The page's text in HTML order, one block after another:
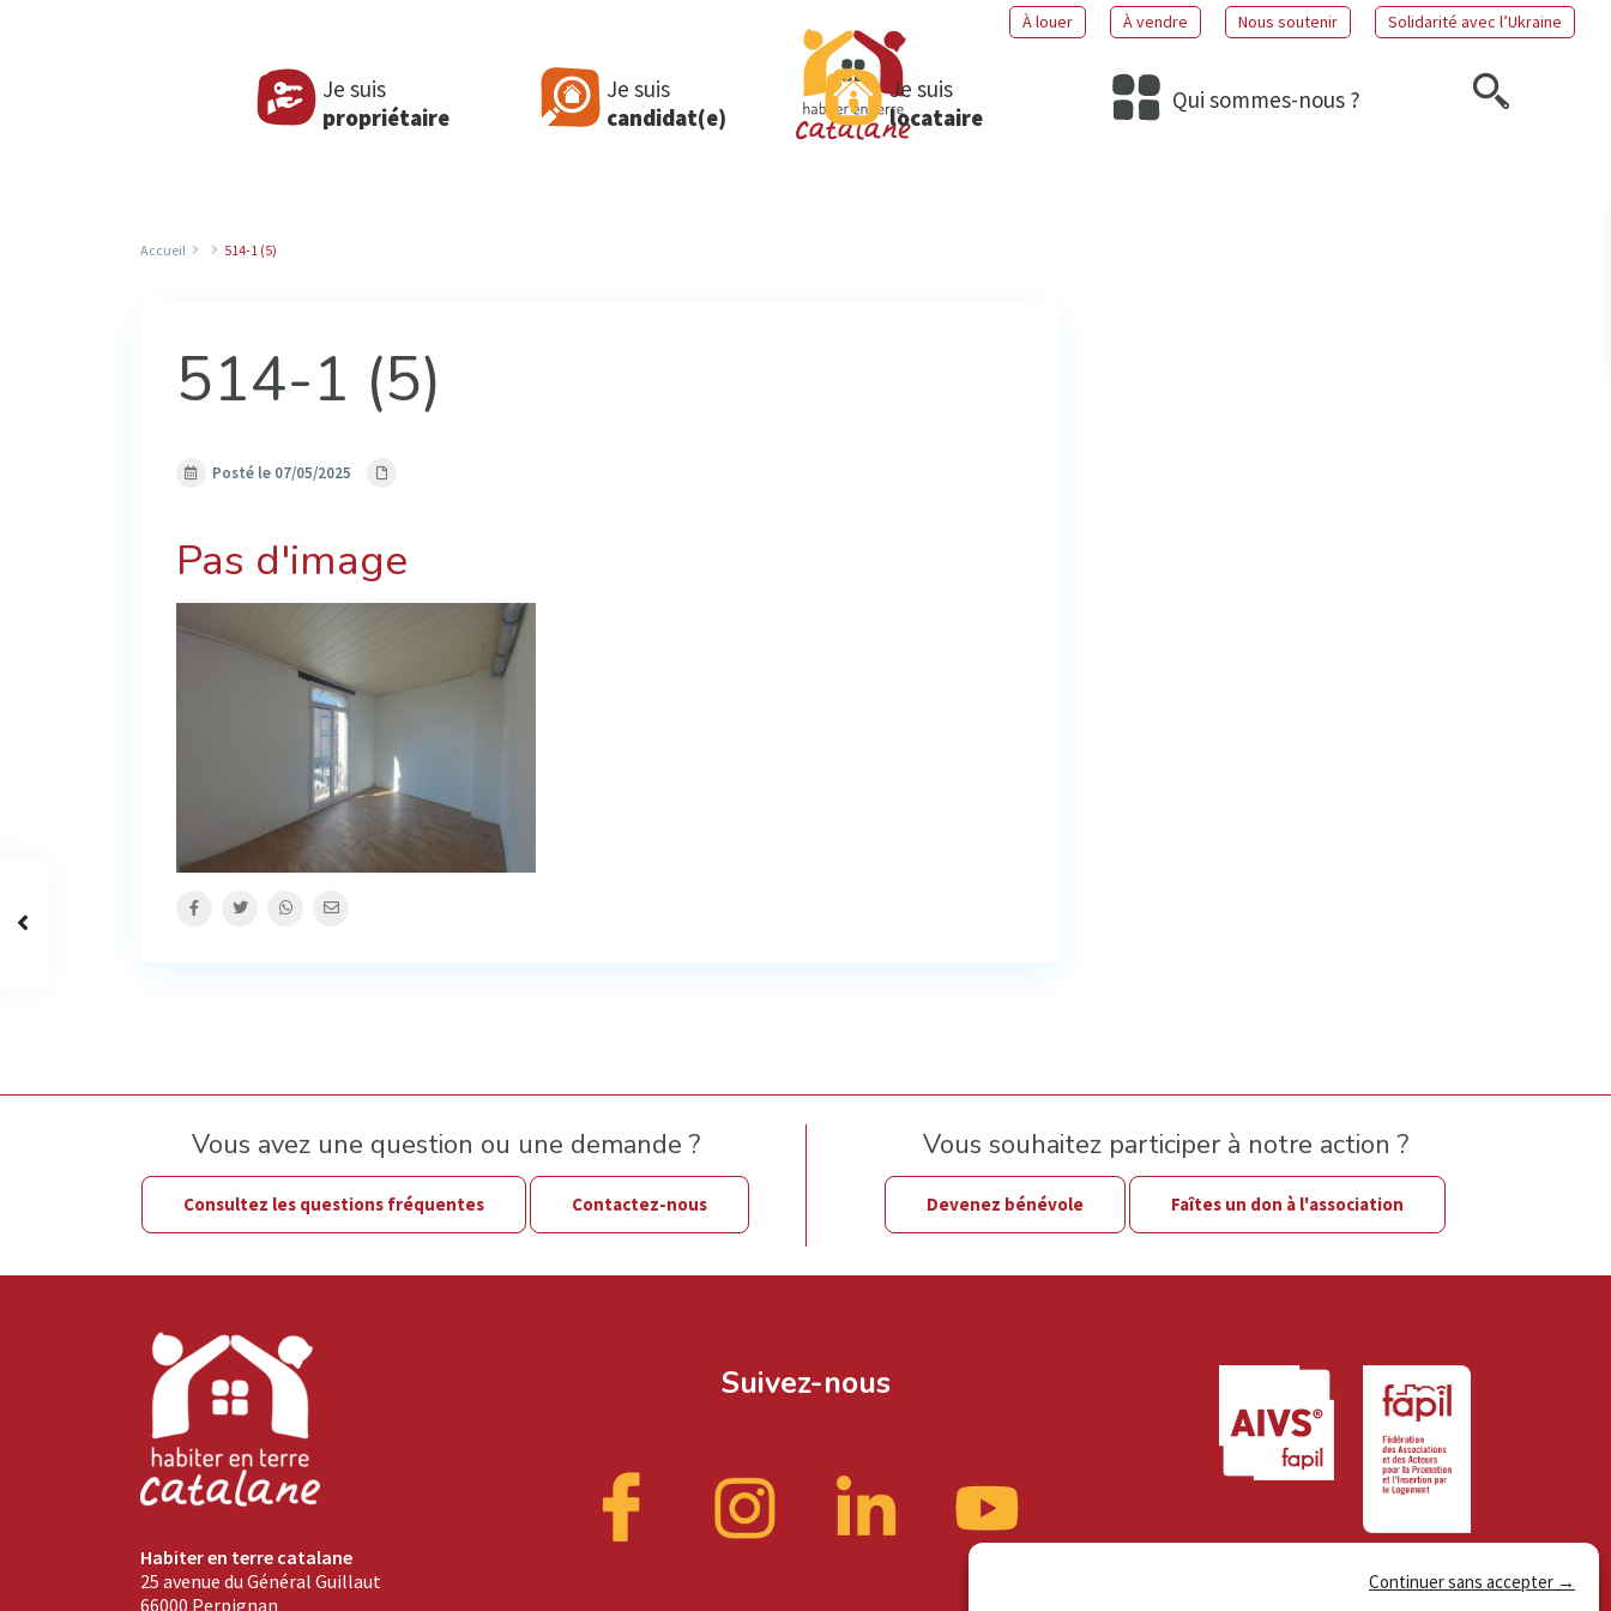
Continuer sans accepter →
À louer À vendre Nous soutenir Solidarité avec l’Ukraine
Je suis
propriétaire
Je suis
candidat(e)
Je suis
locataire
Qui sommes-nous ?
Accueil 514-1 (5)
514-1 (5)
Posté le 07/05/2025
Pas d'image
Vous avez une question ou une demande ?
Consultez les questions fréquentes Contactez-nous
Vous souhaitez participer à notre action ?
Devenez bénévole Faîtes un don à l'association
Habiter en terre catalane
25 avenue du Général Guillaut
66000 Perpignan
Suivez-nous